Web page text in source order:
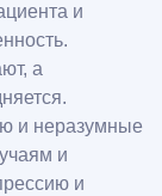
и
а
и неразумные
и
и